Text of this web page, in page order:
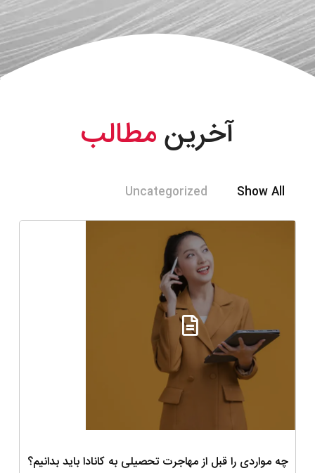
آخرینمطالب
Show All
Uncategorized
چه مواردی را قبل از مهاجرت تحصیلی به کانادا باید بدانیم؟